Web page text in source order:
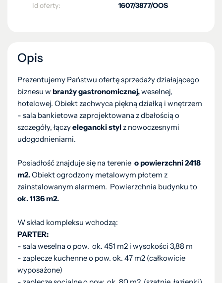
Id oferty: 1607/3877/OOS
Opis
Prezentujemy Państwu ofertę sprzedaży działającego
biznesu w branży gastronomicznej,weselnej,
hotelowej. Obiekt zachwyca piękną działką i wnętrzem
- sala bankietowa zaprojektowana z dbałością o
szczegóły, łączyelegancki stylz nowoczesnymi
udogodnieniami.
Posiadłość znajduje się na terenie o powierzchni 2418
m2.Obiekt ogrodzony metalowym płotem z
zainstalowanym alarmem. Powierzchnia budynku to
ok. 1136 m2.
W skład kompleksu wchodzą:
PARTER:
- sala weselna o pow. ok. 451 m2 i wysokości 3,88 m
- zaplecze kuchenne o pow. ok. 47 m2 (całkowicie
wyposażone)